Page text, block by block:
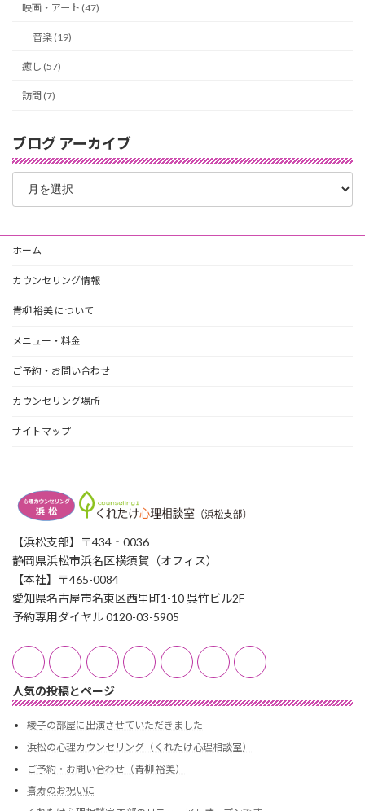
映画・アート (47)
音楽 (19)
癒し (57)
訪問 (7)
ブログ アーカイブ
ブ
グ
ー
カ
ブ
ホーム
カウンセリング情報
青柳 裕美 について
メニュー・料金
ご予約・お問い合わせ
カウンセリング場所
サイトマップ
【浜松支部】〒434‐0036
静岡県浜松市浜名区横須賀（オフィス）
【本社】〒465-0084
愛知県名古屋市名東区西里町1-10 呉竹ビル2F
予約専用ダイヤル 0120-03-5905
人気の投稿とページ
綾子の部屋に出演させていただきました
浜松の心理カウンセリング（くれたけ心理相談室）
ご予約・お問い合わせ（青柳 裕美）
喜寿のお祝いに